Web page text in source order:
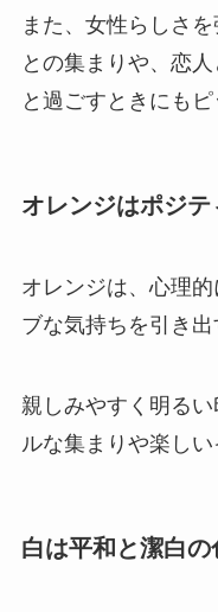
また、女性らしさ
との集まりや、恋
と過ごすときにもピ
オレンジはポジ
オレンジは、心理
ブな気持ちを引き出
親しみやすく明る
ルな集まりや楽しい
白は平和と潔白の